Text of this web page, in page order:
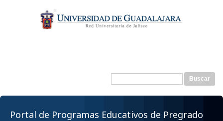
contenido
principal
Formulario de
Buscar
Portal de Programas Educativos de Pregrado